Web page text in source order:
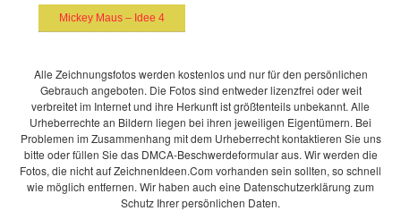
Mickey Maus – Idee 4
Alle Zeichnungsfotos werden kostenlos und nur für den persönlichen
Gebrauch angeboten. Die Fotos sind entweder lizenzfrei oder weit
verbreitet im Internet und ihre Herkunft ist größtenteils unbekannt. Alle
Urheberrechte an Bildern liegen bei ihren jeweiligen Eigentümern. Bei
Problemen im Zusammenhang mit dem Urheberrecht kontaktieren Sie uns
bitte oder füllen Sie das DMCA-Beschwerdeformular aus. Wir werden die
Fotos, die nicht auf ZeichnenIdeen.Com vorhanden sein sollten, so schnell
wie möglich entfernen. Wir haben auch eine Datenschutzerklärung zum
Schutz Ihrer persönlichen Daten.